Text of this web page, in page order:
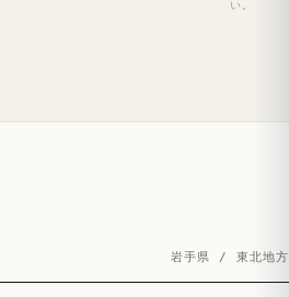
い。
岩手県 / 東北地方